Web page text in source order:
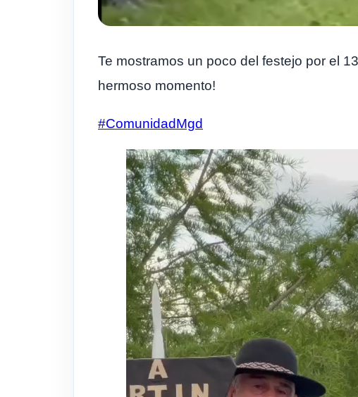
Te mostramos un poco del festejo por el
hermoso momento!
#ComunidadMgd